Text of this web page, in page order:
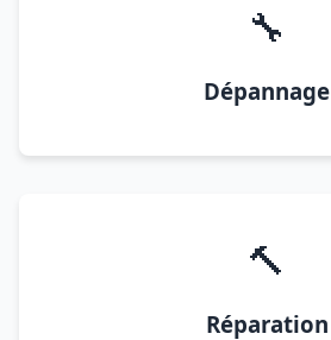
🔧
Dépannage
🔨
Réparation